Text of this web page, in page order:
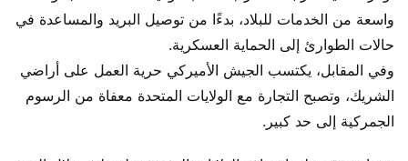
واسعة من الخدمات للبلاد، بدءًا من توصيل البريد والمساعدة في
حالات الطوارئ إلى الحماية العسكرية.
وفي المقابل، يكتسب الجيش الأميركي حرية العمل على أراضي
الشريك، وتصبح التجارة مع الولايات المتحدة معفاة من الرسوم
الجمركية إلى حد كبير.